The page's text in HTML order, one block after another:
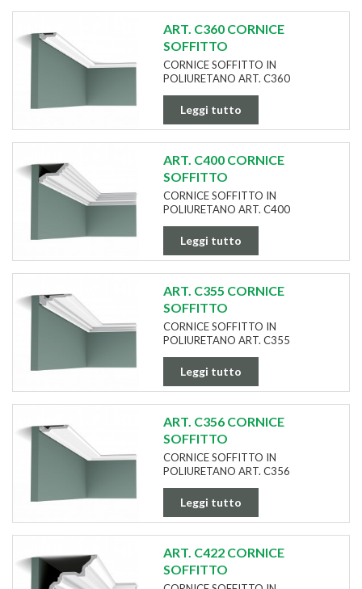
ART. C360 CORNICE
SOFFITTO
CORNICE SOFFITTO IN
POLIURETANO ART. C360
Leggi tutto
ART. C400 CORNICE
SOFFITTO
CORNICE SOFFITTO IN
POLIURETANO ART. C400
Leggi tutto
ART. C355 CORNICE
SOFFITTO
CORNICE SOFFITTO IN
POLIURETANO ART. C355
Leggi tutto
ART. C356 CORNICE
SOFFITTO
CORNICE SOFFITTO IN
POLIURETANO ART. C356
Leggi tutto
ART. C422 CORNICE
SOFFITTO